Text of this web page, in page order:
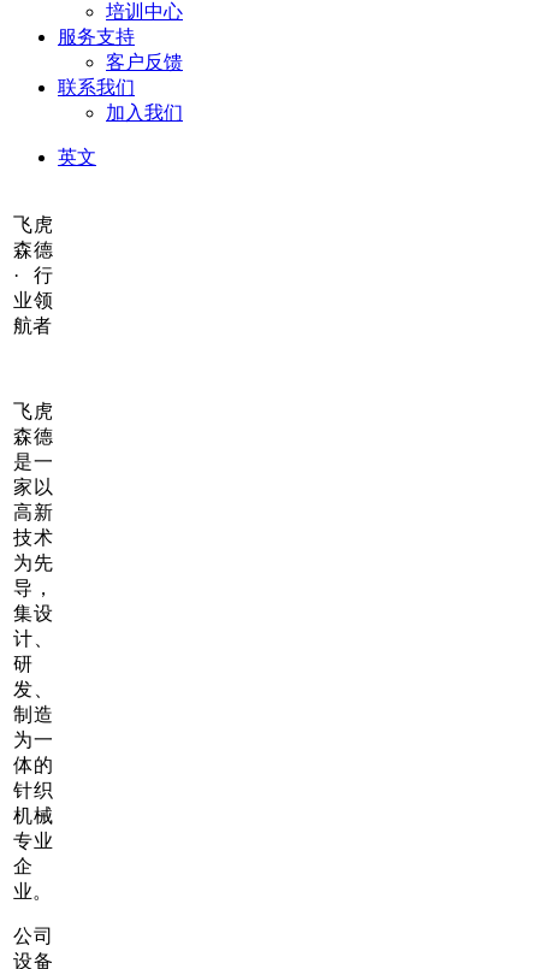
培训中心
服务支持
客户反馈
联系我们
加入我们
英文
飞虎
森德
·行
业领
航者
飞虎
森德
是一
家以
高新
技术
为先
导，
集设
计、
研
发、
制造
为一
体的
针织
机械
专业
企
业。
公司
设备